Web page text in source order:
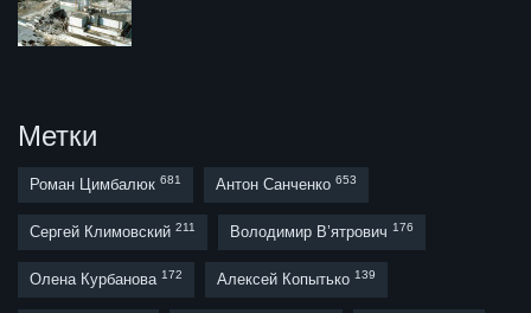
Метки
Роман Цимбалюк 681 Антон Санченко 653
Сергей Климовский 211 Володимир В’ятрович 176
Олена Курбанова 172 Алексей Копытько 139